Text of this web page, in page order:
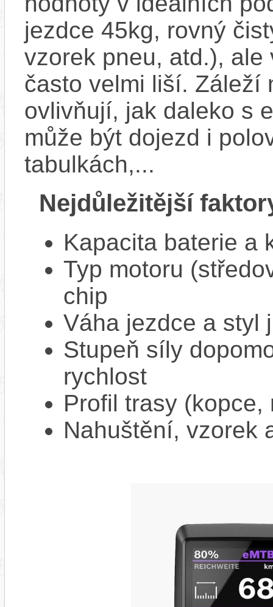
jezdce 45kg, rovný
vzorek pneu, atd.),
často velmi liší. Záleží
ovlivňují, jak daleko s
může být dojezd i
tabulkách,...
Nejdůležitější
Kapacita baterie a
Typ motoru
chip
Váha jezdce a styl
Stupeň síly
rychlost
Profil trasy
Nahuštění, vzorek